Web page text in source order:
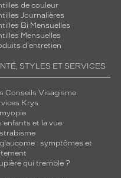
de couleur
Journalières
Bi Mensuelles
Mensuelles
d'entretien
STYLES ET SERVICES
Conseils Visagisme
Krys
enfants et la vue
: symptômes et
qui tremble ?